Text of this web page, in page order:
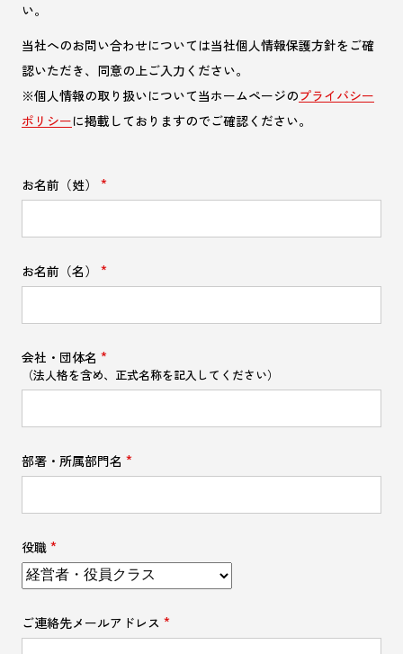
い。
当社へのお問い合わせについては当社個人情報保護方針をご確
認いただき、同意の上ご入力ください。
※個人情報の取り扱いについて当ホームページのプライバシー
ポリシーに掲載しておりますのでご確認ください。
お名前（姓）
お名前（名）
会社・団体名
（法人格を含め、正式名称を記入してください）
部署・所属部門名
役職
ご連絡先メールアドレス